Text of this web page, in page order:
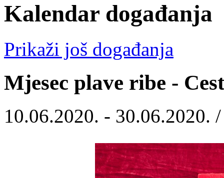
Kalendar događanja
Prikaži još događanja
Mjesec plave ribe -
10.06.2020. - 30.06.2020.